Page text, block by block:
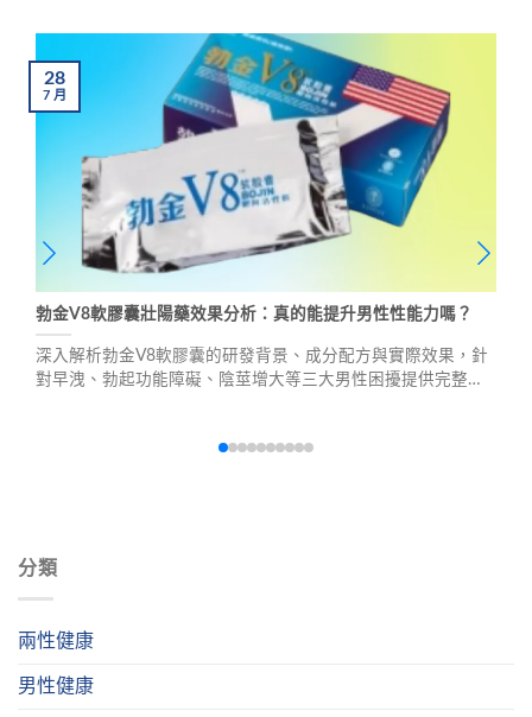
分類
兩性健康
男性健康
勃金V8軟膠囊壯陽藥效果分析：真的能提升男性性能力嗎？
深入解析勃金V8軟膠囊的研發背景、成分配方與實際效果，針
對早洩、勃起功能障礙、陰莖增大等三大男性困擾提供完整的
28
7月